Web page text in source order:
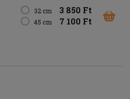
32 cm 3 850 Ft
45 cm 7 100 Ft